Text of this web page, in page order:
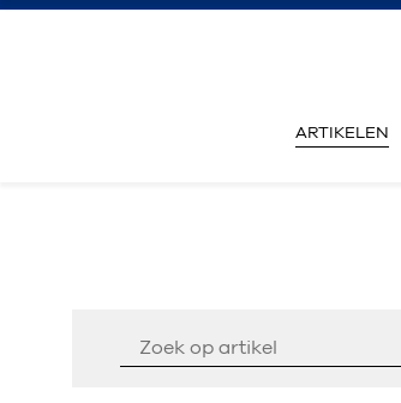
ARTIKELEN